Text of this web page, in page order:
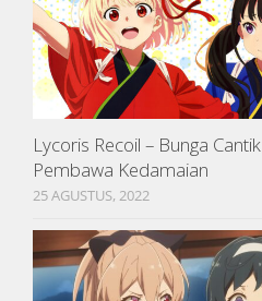
Lycoris Recoil – Bunga Cantik
Pembawa Kedamaian
25 AGUSTUS, 2022